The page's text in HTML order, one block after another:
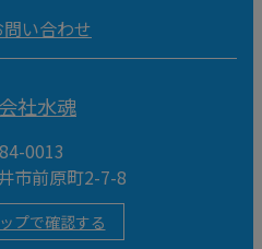
問い合わせ
社水魂
0013
市前原町2-7-8
プで確認する